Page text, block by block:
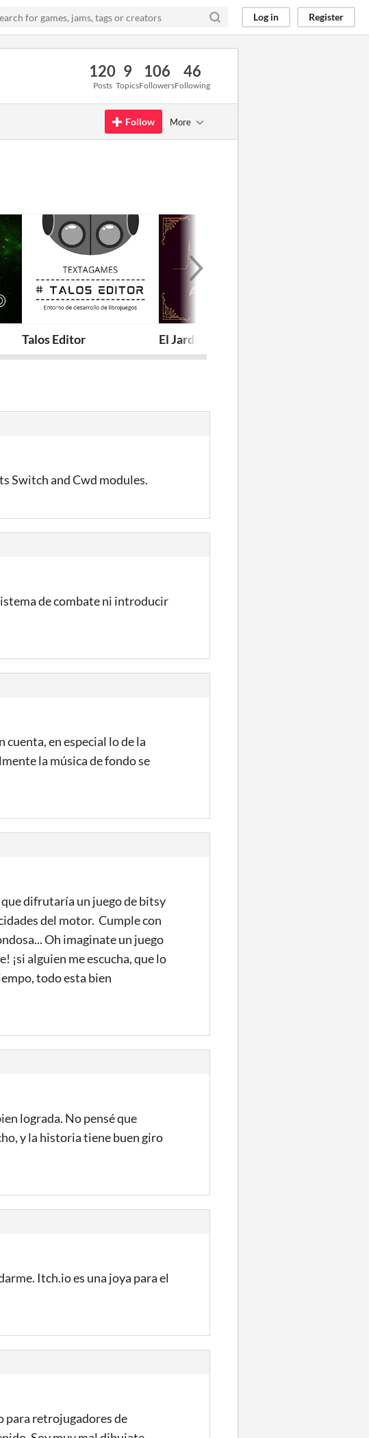
Log in Register
120
Posts
9
Topics
106
Followers
46
Following
Follow More
Talos Editor El Jardín Secreto De La Alhambra
Switch and Cwd modules.
de combate ni introducir
cuenta, en especial lo de la
la música de fondo se
que difrutaría un juego de bitsy
del motor. Cumple con
Oh imaginate un juego
¡si alguien me escucha, que lo
todo esta bien
lograda. No pensé que
y la historia tiene buen giro
Itch.io es una joya para el
para retrojugadores de